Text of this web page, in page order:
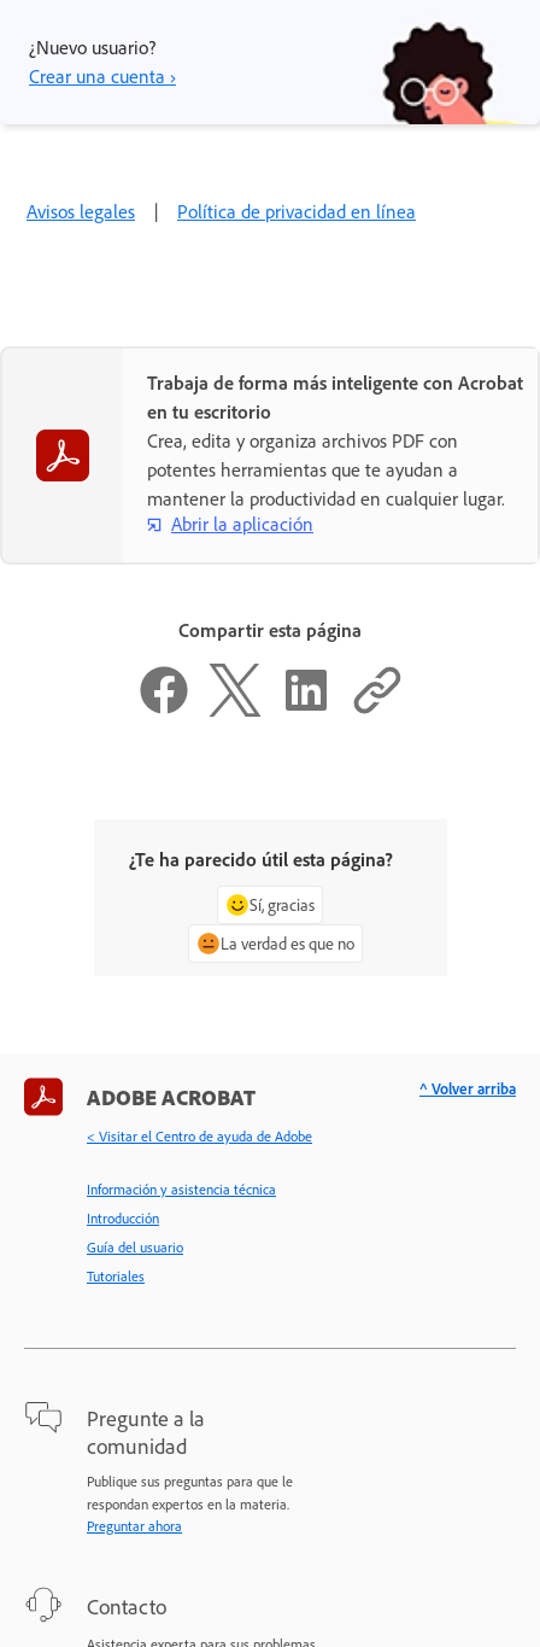
¿Nuevo usuario?
Crear una cuenta ›
Avisos legales | Política de privacidad en línea
Trabaja de forma más inteligente con Acrobat
en tu escritorio
Crea, edita y organiza archivos PDF con
potentes herramientas que te ayudan a
mantener la productividad en cualquier lugar.
Abrir la aplicación
Compartir esta página
¿Te ha parecido útil esta página?
Sí, gracias
La verdad es que no
ADOBE ACROBAT
< Visitar el Centro de ayuda de Adobe
Información y asistencia técnica
Introducción
Guía del usuario
Tutoriales
Pregunte a la
comunidad
Publique sus preguntas para que le
respondan expertos en la materia.
Preguntar ahora
Contacto
^ Volver arriba